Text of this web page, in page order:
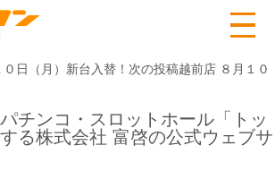
日（月）新台入替！ 次の投稿越前店 ８月１０
チンコ・スロットホール「トッ
る株式会社 富啓の公式ウェブサ